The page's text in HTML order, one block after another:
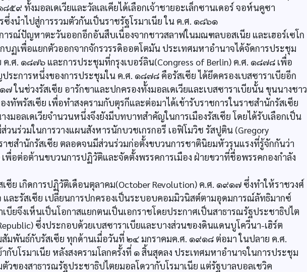
๙ ทั้งมอลเดเวียและวัลเลเคียได้เลือกเจ้าชายอะเล็กซานเดอร์ จอห์นคูซา
ซึ่งนำไปสู่การรวมตัวกันเป็นราชรัฐโรมาเนีย ใน ค.ศ. ๑๘๖๑
รณ์ปัญหาตะวันออกอีกอันสืบเนื่องจากชาวสลาฟในมณฑลบอสเนีย และเฮอร์เซโก
กบฏเพื่อแยกตัวออกจากจักรวรรดิออตโตมัน ประเทศมหาอำนาจได้จัดการประชุม
.ศ. ๑๘๗๖ และการประชุมที่กรุงเบอร์ลิน(Congress of Berlin) ค.ศ. ๑๘๗๘ เพื่อ
ระการหนึ่งของการประชุมใน ค.ศ. ๑๘๗๘ คือรัสเซีย ได้ยึดครองเบสซาราเบียอีก
ในช่วงรัสเซีย อารักขาและปกครองทั้งมอลเดเวียและเบสซาราเบียนั้น ขุนนางชาว
งทัพรัสเซีย เพื่อทำสงครามกับตุรกีและต่อมาได้เข้ารับราชการในราชสำนักรัสเซีย
มอลเดเวียจำนวนหนึ่งจึงยังมีบทบาทสำคัญในการเมืองรัสเซีย โดยได้รับเลือกเป็น
วนร่วมในการวางแผนสังหารนักบวชเกรกอรี เอฟิโมวิช รัสปูติน (Gregory
ชสำนักรัสเซีย ตลอดจนมีส่วนร่วมก่อตั้งขบวนการชาตินิยมหัวรุนแรงที่รู้จักกันว่า
พื่อต่อต้านขบวนการปฏิวัติและจัดตั้งพรรคการเมือง ฝ่ายขวาที่ชื่อพรรคกองกำลัง
ซีย เกิดการปฏิวัติเดือนตุลาคม(October Revolution) ค.ศ. ๑๙๑๗ ซึ่งทำให้ราชวงศ์
และรัสเซีย เปลี่ยนการปกครองเป็นระบอบคอมมิวนิสต์ตามอุดมการณ์ลัทธิมากซ์
บียจึงเห็นเป็นโอกาสแยกตนเป็นเอกราชโดยประกาศเป็นสาธารณรัฐประชาธิปไต
ซึ่งประกอบด้วยเบสซาราเบียและบางส่วนของดินแดนบูโควีนา-เฮิร์ต
มพันธ์กับรัสเซีย ทุกด้านเมื่อวันที่ ๒๔ มกราคมค.ศ. ๑๙๑๘ ต่อมา ในปลาย ค.ศ.
บโรมาเนีย หลังสงครามโลกครั้งที่ ๑ สิ้นสุดลง ประเทศมหาอำนาจในการประชุม
วของสาธารณรัฐประชาธิปไตยมอลโดวากับโรมาเนีย แต่รัฐบาลบอลเชวิค